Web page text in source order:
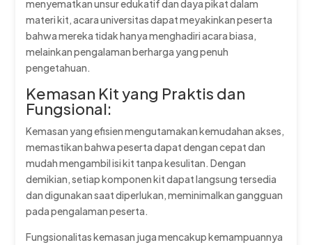
menyematkan unsur edukatif dan daya pikat dalam
materi kit, acara universitas dapat meyakinkan peserta
bahwa mereka tidak hanya menghadiri acara biasa,
melainkan pengalaman berharga yang penuh
pengetahuan.
Kemasan Kit yang Praktis dan
Fungsional:
Kemasan yang efisien mengutamakan kemudahan akses,
memastikan bahwa peserta dapat dengan cepat dan
mudah mengambil isi kit tanpa kesulitan. Dengan
demikian, setiap komponen kit dapat langsung tersedia
dan digunakan saat diperlukan, meminimalkan gangguan
pada pengalaman peserta.
Fungsionalitas kemasan juga mencakup kemampuannya